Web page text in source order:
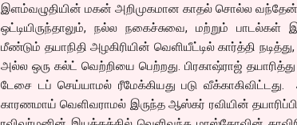
இளம்வழுதியின் மகன் அறிமுகமான காதல் சொல்ல
ஒட்டியிருந்தாலும், நல்ல நகைச்சுவை, மற்றும்
மீண்டும் தயாநிதி அழகிரியின் வெளியீட்டில் கார்த்தி
அல்ல ஒரு கல்ட் வெற்றியை பெற்றது. பிரகாஷ்ராஜ்
டேசை டப் செய்யாமல் ரீமேக்கியது படு
காரணமாய் வெளிவராமல் இருந்த ஆஸ்கர் ரவியின்